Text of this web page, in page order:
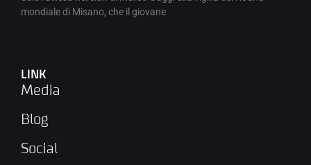
mondiale di Misano, che il giovane
LINK
Media
Blog
Social